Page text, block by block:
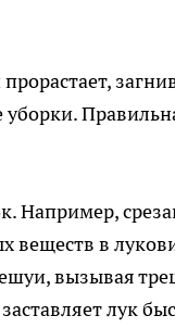
Например,
веществ в
вызывая
лук